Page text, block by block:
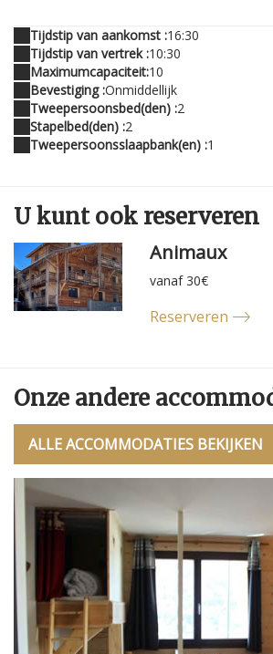
Tijdstip van aankomst :16:30
Tijdstip van vertrek :10:30
Maximumcapaciteit:10
Bevestiging :Onmiddellijk
Tweepersoonsbed(den) :2
Stapelbed(den) :2
Tweepersoonsslaapbank(en) :1
U kuntook reserveren
Animaux
vanaf 30€
Reserveren
Onze andere
ALLE ACCOMMODATIES BEKIJKEN